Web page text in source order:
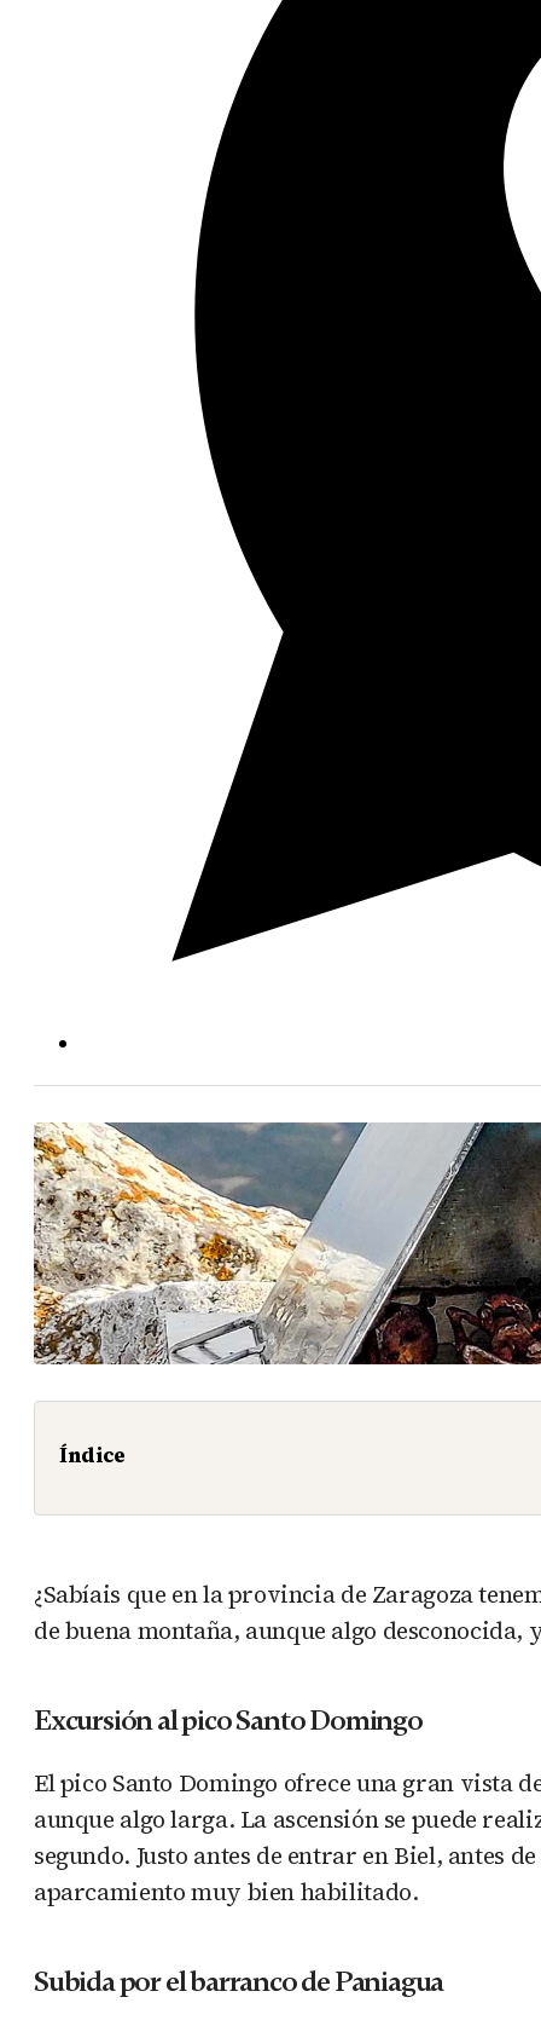
Índice
¿Sabíais que en la provincia de Zaragoza
de buena montaña, aunque algo
Excursión al pico Santo Domingo
El pico Santo Domingo ofrece una gran vista
aunque algo larga. La ascensión se puede
segundo. Justo antes de entrar en Biel, antes
aparcamiento muy bien habilitado.
Subida por el barranco de Paniagua